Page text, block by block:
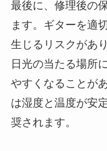
最後に、修理後の
ます。ギターを適
生じるリスクがあ
日光の当たる場所
やすくなることが
は湿度と温度が安
奨されます。